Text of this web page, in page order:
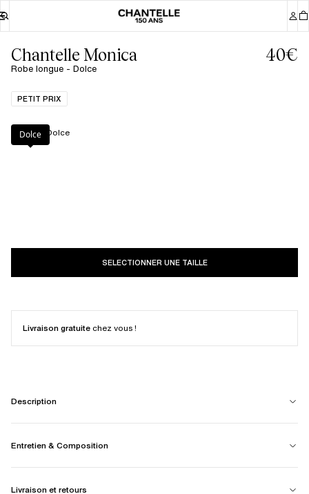
Chantelle Monica
Robe longue - Dolce
40€
PETIT PRIX
Couleur Dolce
Dolce
SELECTIONNER UNE TAILLE
Livraison gratuite chez vous !
Description
Entretien & Composition
Livraison et retours